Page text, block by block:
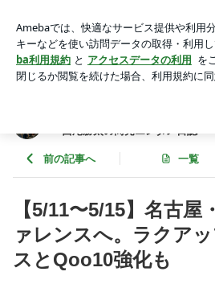
正式リリースとQoo10強化も | 【広
ジネスの舞台裏 〜西尾勝太の商売エ
アプリをダウンロードして ブログの更新
ょう。
〜西尾勝太の商売エンタメ日誌〜
前の記事へ 一覧
【5/11〜5/15】名古屋
ァレンスへ。ラクア
スとQoo10強化も